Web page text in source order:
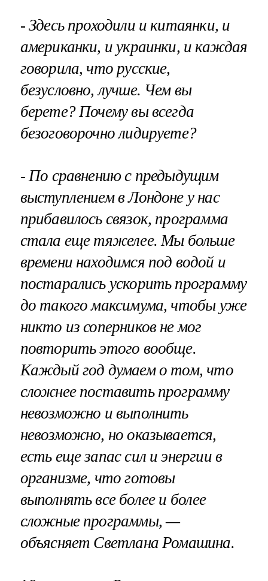
- Здесь проходили и китаянки, и
американки, и украинки, и каждая
говорила, что русские,
безусловно, лучше. Чем вы
берете? Почему вы всегда
безоговорочно лидируете?
- По сравнению с предыдущим
выступлением в Лондоне у нас
прибавилось связок, программа
стала еще тяжелее. Мы больше
времени находимся под водой и
постарались ускорить программу
до такого максимума, чтобы уже
никто из соперников не мог
повторить этого вообще.
Каждый год думаем о том, что
сложнее поставить программу
невозможно и выполнить
невозможно, но оказывается,
есть еще запас сил и энергии в
организме, что готовы
выполнять все более и более
сложные программы, —
объясняет Светлана Ромашина.